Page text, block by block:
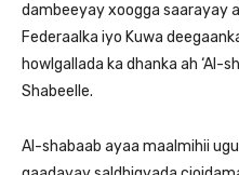
dambeeyay xoogga saarayay
Federaalka iyo Kuwa
howlgallada ka dhanka ah ‘Al-
Shabeelle.
Al-shabaab ayaa maalmihii